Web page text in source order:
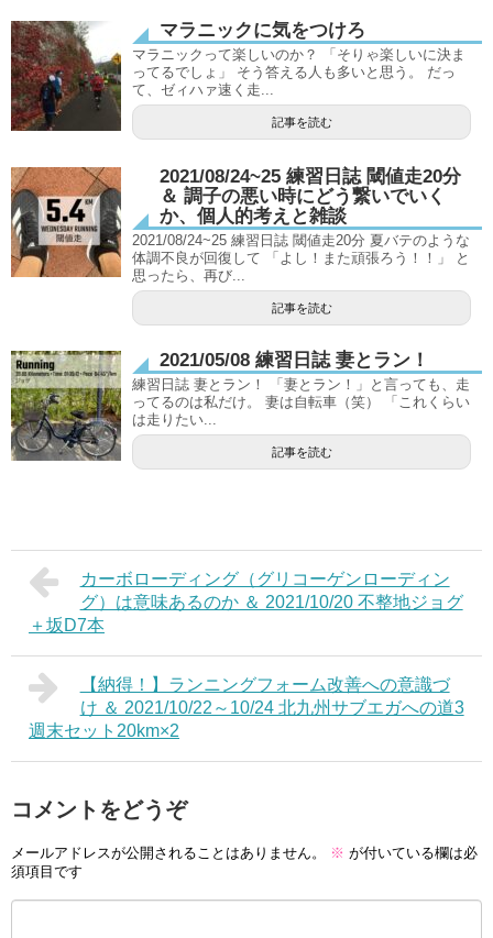
マラニックに気をつけろ
マラニックって楽しいのか？ 「そりゃ楽しいに決ま
ってるでしょ」 そう答える人も多いと思う。 だっ
て、ゼィハァ速く走...
記事を読む
2021/08/24~25 練習日誌 閾値走20分
＆ 調子の悪い時にどう繋いでいく
か、個人的考えと雑談
2021/08/24~25 練習日誌 閾値走20分 夏バテのような
体調不良が回復して 「よし！また頑張ろう！！」 と
思ったら、再び...
記事を読む
2021/05/08 練習日誌 妻とラン！
練習日誌 妻とラン！ 「妻とラン！」と言っても、走
ってるのは私だけ。 妻は自転車（笑） 「これくらい
は走りたい...
記事を読む
カーボローディング（グリコーゲンローディン
グ）は意味あるのか ＆ 2021/10/20 不整地ジョグ
＋坂D7本
【納得！】ランニングフォーム改善への意識づ
け ＆ 2021/10/22～10/24 北九州サブエガへの道3
週末セット20km×2
コメントをどうぞ
メールアドレスが公開されることはありません。 ※ が付いている欄は必
須項目です